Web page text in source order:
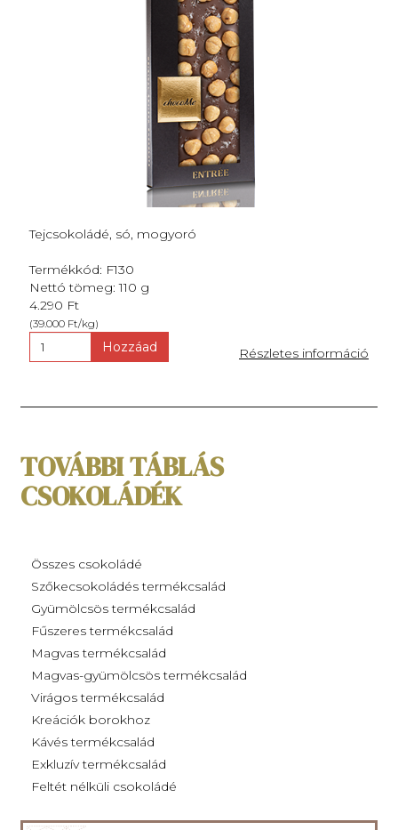
Tejcsokoládé, só, mogyoró
Termékkód: F130
Nettó tömeg: 110 g
4.290 Ft
(39.000 Ft/kg)
Hozzáad Részletes információ
TOVÁBBI TÁBLÁS
CSOKOLÁDÉK
Összes csokoládé
Szőkecsokoládés termékcsalád
Gyümölcsös termékcsalád
Fűszeres termékcsalád
Magvas termékcsalád
Magvas-gyümölcsös termékcsalád
Virágos termékcsalád
Kreációk borokhoz
Kávés termékcsalád
Exkluzív termékcsalád
Feltét nélküli csokoládé